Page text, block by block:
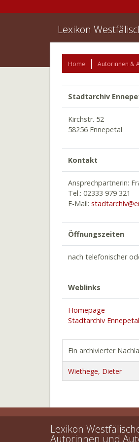
Lexikon
Home Autorinnen &
Stadtarchiv
Kirchstr. 52
58256 Ennepetal
Kontakt
Ansprechpartnerin:
Tel.: 02333 979 321
E-Mail:
Öffnungszeiten
nach telefonischer
Weblinks
Homepage
Stadtarchiv
Ein archivierter
Wiethege, Dieter
Lexikon
Autorinnen und